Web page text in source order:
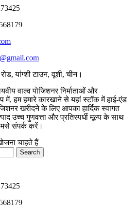
यांग्शी टाउन, वूशी, चीन।
वाल्व पोजिशनर निर्माताओं और
हम हमारे कारखाने से यहां स्टॉक में हाई-एंड
खरीदने के लिए आपका हार्दिक स्वागत
उच्च गुणवत्ता और प्रतिस्पर्धी मूल्य के साथ
संपर्क करें।
चाहते हैं